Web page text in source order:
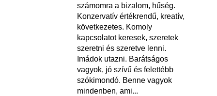
számomra a bizalom, hűség.
Konzervatív értékrendű, kreatív,
következetes. Komoly
kapcsolatot keresek, szeretek
szeretni és szeretve lenni.
Imádok utazni. Barátságos
vagyok, jó szívű és felettébb
szókimondó. Benne vagyok
mindenben, ami...